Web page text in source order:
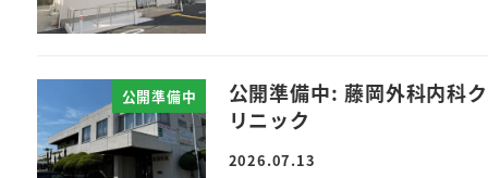
公開準備中
公開準備中: 藤岡外科内科ク
リニック
2026.07.13